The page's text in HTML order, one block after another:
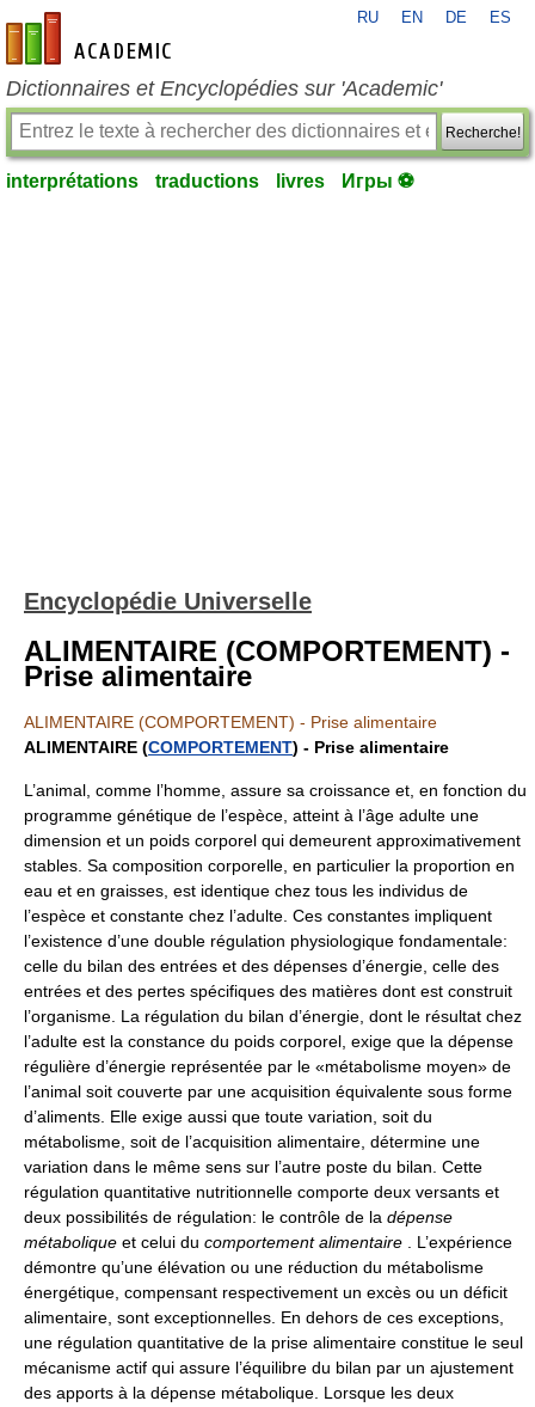
fr-academic.com
RU EN DE ES
Dictionnaires et Encyclopédies sur 'Academic'
Recherche!
interprétations traductions livres Игры ⚽
Encyclopédie Universelle
ALIMENTAIRE (COMPORTEMENT) -
Prise alimentaire
ALIMENTAIRE (COMPORTEMENT) - Prise alimentaire
ALIMENTAIRE (COMPORTEMENT) - Prise alimentaire
L’animal, comme l’homme, assure sa croissance et, en fonction du
programme génétique de l’espèce, atteint à l’âge adulte une
dimension et un poids corporel qui demeurent approximativement
stables. Sa composition corporelle, en particulier la proportion en
eau et en graisses, est identique chez tous les individus de
l’espèce et constante chez l’adulte. Ces constantes impliquent
l’existence d’une double régulation physiologique fondamentale:
celle du bilan des entrées et des dépenses d’énergie, celle des
entrées et des pertes spécifiques des matières dont est construit
l’organisme. La régulation du bilan d’énergie, dont le résultat chez
l’adulte est la constance du poids corporel, exige que la dépense
régulière d’énergie représentée par le «métabolisme moyen» de
l’animal soit couverte par une acquisition équivalente sous forme
d’aliments. Elle exige aussi que toute variation, soit du
métabolisme, soit de l’acquisition alimentaire, détermine une
variation dans le même sens sur l’autre poste du bilan. Cette
régulation quantitative nutritionnelle comporte deux versants et
deux possibilités de régulation: le contrôle de la dépense
métabolique et celui du comportement alimentaire . L’expérience
démontre qu’une élévation ou une réduction du métabolisme
énergétique, compensant respectivement un excès ou un déficit
alimentaire, sont exceptionnelles. En dehors de ces exceptions,
une régulation quantitative de la prise alimentaire constitue le seul
mécanisme actif qui assure l’équilibre du bilan par un ajustement
des apports à la dépense métabolique. Lorsque les deux